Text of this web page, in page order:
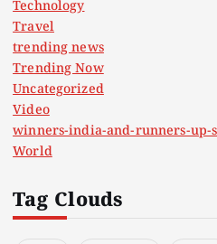
Technology
Travel
trending news
Trending Now
Uncategorized
Video
winners-india-and-runners-up-
World
Tag Clouds